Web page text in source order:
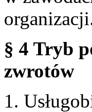
§ 4 Tryb
zwrotów
1.